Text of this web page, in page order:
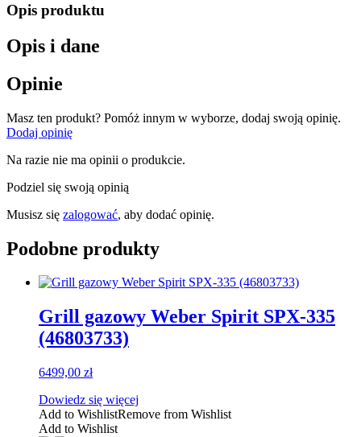
Opis produktu
Opis i dane
Opinie
Masz ten produkt? Pomóż innym w wyborze, dodaj swoją opinię.
Dodaj opinię
Na razie nie ma opinii o produkcie.
Podziel się swoją opinią
Musisz się zalogować, aby dodać opinię.
Podobne produkty
Grill gazowy Weber Spirit SPX-335
(46803733)
6499,00 zł
Dowiedz się więcej
Add to WishlistRemove from Wishlist
Add to Wishlist